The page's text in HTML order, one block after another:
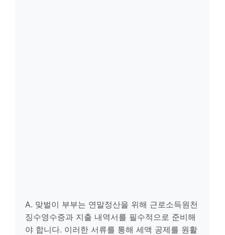
A. 맞벌이 부부는 연말정산을 위해 근로소득원천
징수영수증과 지출 내역서를 필수적으로 준비해
야 합니다. 이러한 서류를 통해 세액 공제를 원활